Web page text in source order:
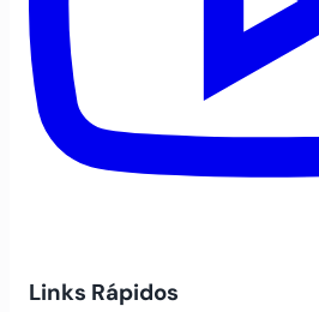
Links Rápidos